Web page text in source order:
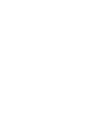
для ОСГ